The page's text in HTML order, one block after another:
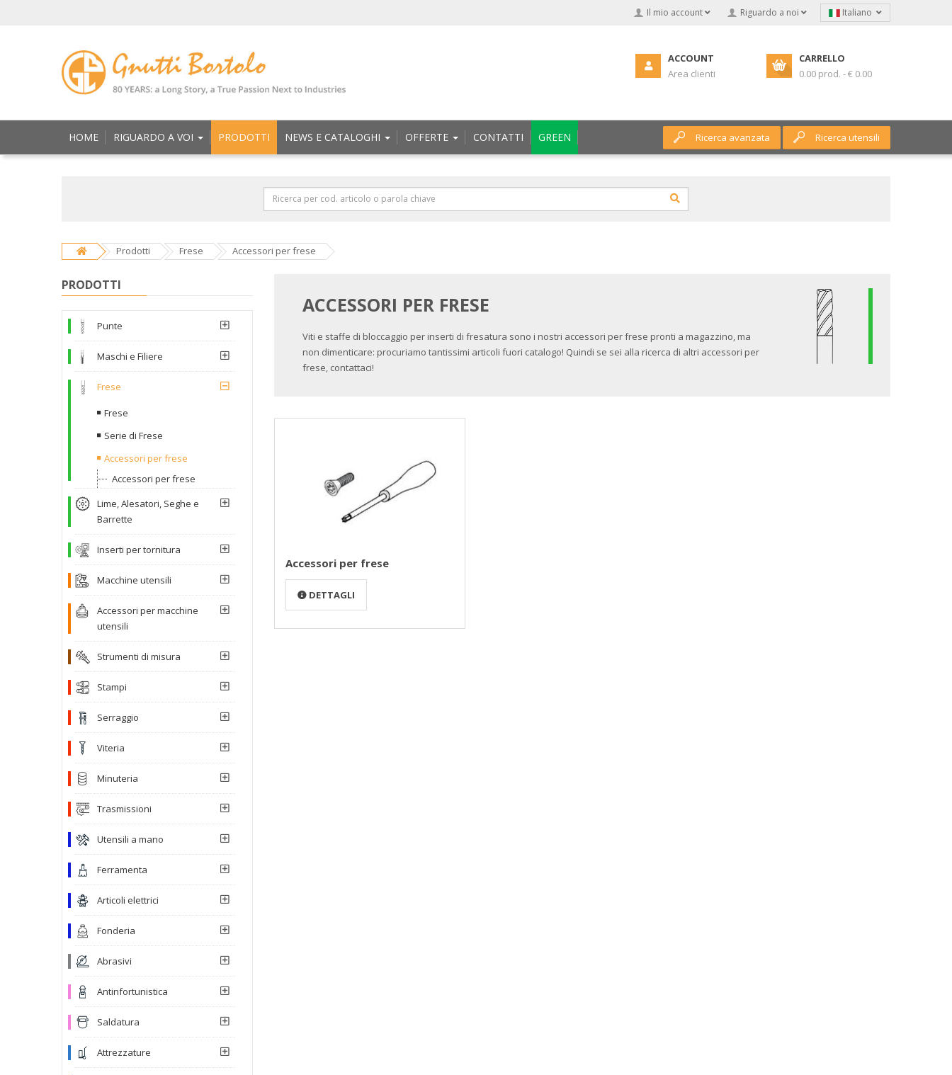
Il mio account Riguardo a noi Italiano
ACCOUNT
Area clienti
CARRELLO
0.00 prod. - € 0.00
HOME RIGUARDO A VOI PRODOTTI NEWS E CATALOGHI OFFERTE CONTATTI GREEN Ricerca avanzata Ricerca utensili
Prodotti Frese Accessori per frese
ACCESSORI PER FRESE
Viti e staffe di bloccaggio per inserti di fresatura sono i nostri accessori per frese pronti a magazzino, ma
non dimenticare: procuriamo tantissimi articoli fuori catalogo! Quindi se sei alla ricerca di altri accessori per
frese, contattaci!
Accessori per frese
DETTAGLI
PRODOTTI
Punte
Maschi e Filiere
Frese
Frese
Serie di Frese
Accessori per frese
Accessori per frese
Lime, Alesatori, Seghe e
Barrette
Inserti per tornitura
Macchine utensili
Accessori per macchine
utensili
Strumenti di misura
Stampi
Serraggio
Viteria
Minuteria
Trasmissioni
Utensili a mano
Ferramenta
Articoli elettrici
Fonderia
Abrasivi
Antinfortunistica
Saldatura
Attrezzature